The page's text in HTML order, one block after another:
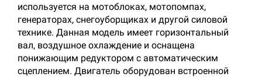
используется на мотоблоках, мотопомпах,
генераторах, снегоуборщиках и другой силовой
технике. Данная модель имеет горизонтальный
вал, воздушное охлаждение и оснащена
понижающим редуктором с автоматическим
сцеплением. Двигатель оборудован встроенной